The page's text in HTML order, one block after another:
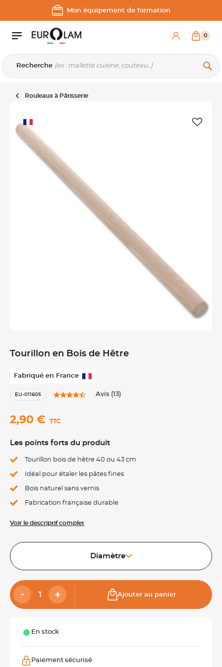
Aller au contenu
Aller à la navigation principale
Mon équipement de formation
Recherche
0
Rouleaux à Pâtisserie
Tourillon en Bois de Hêtre
Fabriqué en France
EU-011605 Avis (13)
2,90 € TTC
Les points forts du produit
Tourillon bois de hêtre 40 ou 43 cm
Idéal pour étaler les pâtes fines
Bois naturel sans vernis
Fabrication française durable
Voir le descriptif complet
Diamètre
Ajouter au panier
En stock
Paiement sécurisé